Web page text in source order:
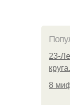
23-
круга.
8